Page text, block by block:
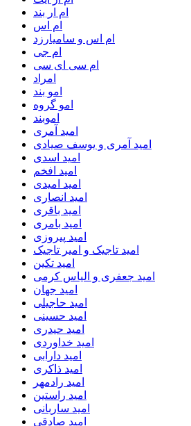
ام‌ ار بند
ام اس
ام اس و سامیارزد
ام جی
ام سی ای سی
امراد
امو بند
امو گروه
اموبند
امید آمری
امید آمری و یوسف صیادی
امید اسدی
امید افخم
امید امیدی
امید انصاری
امید باقری
امید بامری
امید پیروزی
امید تاجیک و امیر تاجیک
امید تکین
امید جعفری و الیاس کرمی
امید جهان
امید حاجیلی
امید حسینی
امید حیدری
امید خداوردی
امید دارابی
امید ذاکری
امید رادمهر
امید راستین
امید ساربانی
امید صادقی